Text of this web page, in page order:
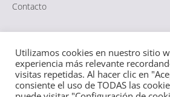
Contacto
Política de Privacidad RGPD|Sitemap
Utilizamos cookies en nuestro sitio
experiencia más relevante
visitas repetidas. Al hacer clic en
consiente el uso de TODAS las